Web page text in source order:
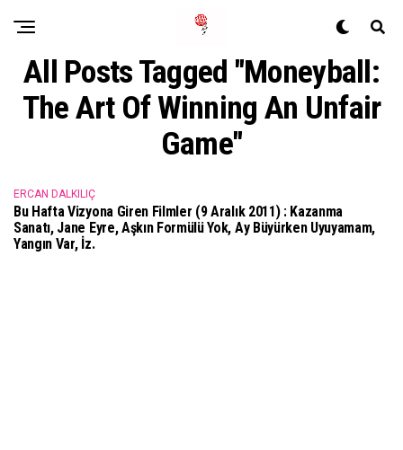
All Posts Tagged "Moneyball:
The Art Of Winning An Unfair
Game"
ERCAN DALKILIÇ
Bu Hafta Vizyona Giren Filmler (9 Aralık 2011) : Kazanma
Sanatı, Jane Eyre, Aşkın Formülü Yok, Ay Büyürken Uyuyamam,
Yangın Var, İz.